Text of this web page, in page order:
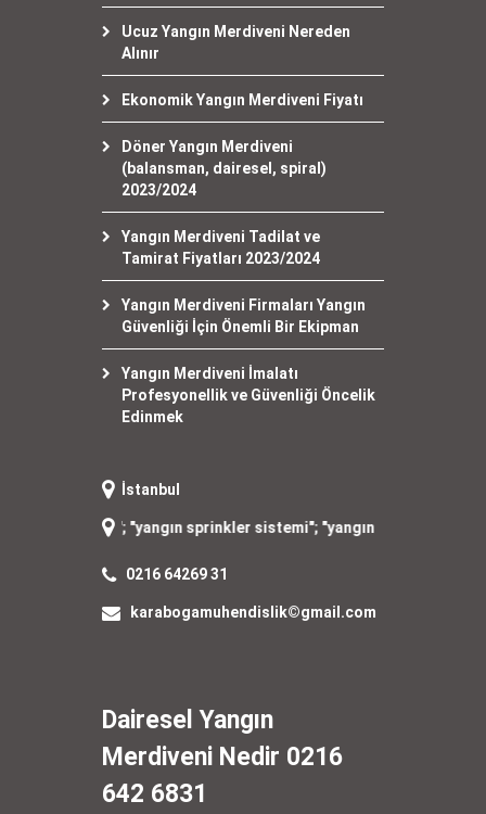
Ucuz Yangın Merdiveni Nereden
Alınır
Ekonomik Yangın Merdiveni Fiyatı
Döner Yangın Merdiveni
(balansman, dairesel, spiral)
2023/2024
Yangın Merdiveni Tadilat ve
Tamirat Fiyatları 2023/2024
Yangın Merdiveni Firmaları Yangın
Güvenliği İçin Önemli Bir Ekipman
Yangın Merdiveni İmalatı
Profesyonellik ve Güvenliği Öncelik
Edinmek
İstanbul
yangın sprinkler sistemi "; "yangın dolabı satışı
0216 64269 31
karabogamuhendislik©gmail.com
Dairesel Yangın
Merdiveni Nedir 0216
642 6831